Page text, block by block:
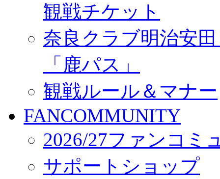
観戦チケット
奈良クラブ明治安
「鹿パス」
観戦ルール＆マナー
FANCOMMUNITY
2026/27ファンコミ
サポートショップ